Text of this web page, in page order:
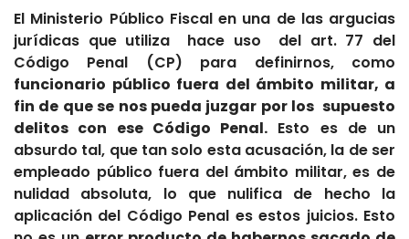
El Ministerio Público Fiscal en una de las argucias
jurídicas que utiliza hace uso del art. 77 del
Código Penal (CP) para definirnos, como
funcionario público fuera del ámbito militar, a
fin de que se nos pueda juzgar por los supuesto
delitos con ese Código Penal. Esto es de un
absurdo tal, que tan solo esta acusación, la de ser
empleado público fuera del ámbito militar, es de
nulidad absoluta, lo que nulifica de hecho la
aplicación del Código Penal es estos juicios. Esto